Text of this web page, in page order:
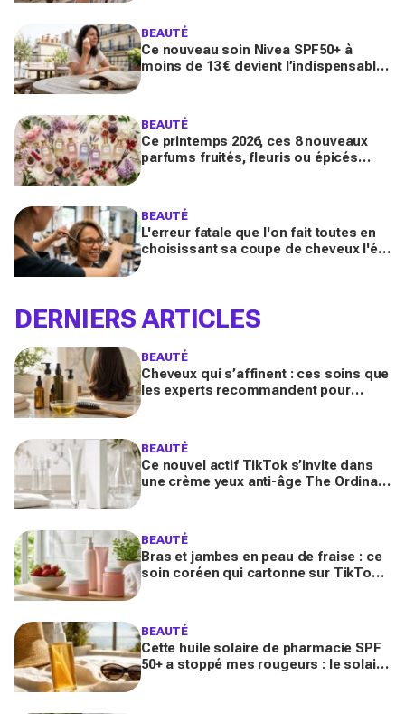
BEAUTÉ
Ce nouveau soin Nivea SPF50+ à
moins de 13 € devient l’indispensable
BEAUTÉ
Ce printemps 2026, ces 8 nouveaux
parfums fruités, fleuris ou épicés
BEAUTÉ
L'erreur fatale que l'on fait toutes en
choisissant sa coupe de cheveux l'été
DERNIERS ARTICLES
BEAUTÉ
Cheveux qui s’affinent : ces soins que
les experts recommandent pour
BEAUTÉ
Ce nouvel actif TikTok s’invite dans
une crème yeux anti-âge The Ordinary
BEAUTÉ
Bras et jambes en peau de fraise : ce
soin coréen qui cartonne sur TikTok
BEAUTÉ
Cette huile solaire de pharmacie SPF
50+ a stoppé mes rougeurs : le solaire